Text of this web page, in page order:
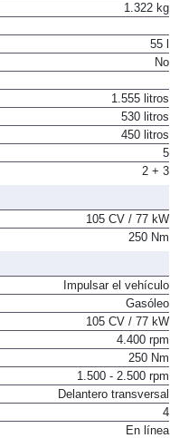
1.322 kg
55 l
No
1.555 litros
530 litros
450 litros
5
2 + 3
105 CV / 77 kW
250 Nm
Impulsar el vehículo
Gasóleo
105 CV / 77 kW
4.400 rpm
250 Nm
1.500 - 2.500 rpm
Delantero transversal
4
En línea